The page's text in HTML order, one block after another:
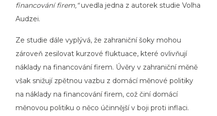
financování firem,“uvedla jedna z autorek studie Volha
Audzei.
Ze studie dále vyplývá, že zahraniční šoky mohou
zároveň zesilovat kurzové fluktuace, které ovlivňují
náklady na financování firem. Úvěry v zahraniční měně
však snižují zpětnou vazbu z domácí měnové politiky
na náklady na financování firem, což činí domácí
měnovou politiku o něco účinnější v boji proti inflaci.